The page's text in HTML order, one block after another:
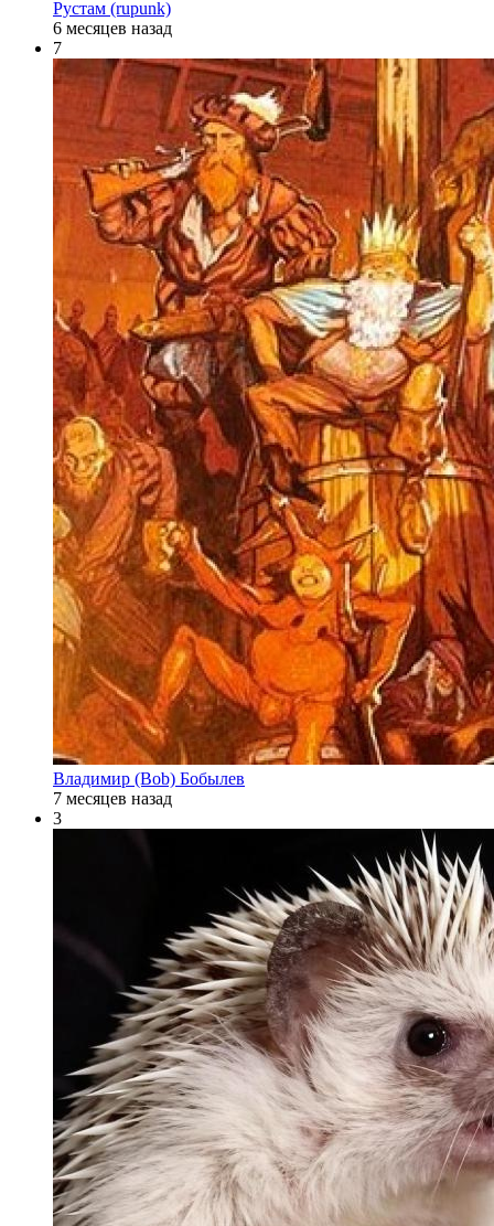
Рустам (rupunk)
6 месяцев назад
7
Владимир (Bob) Бобылев
7 месяцев назад
3